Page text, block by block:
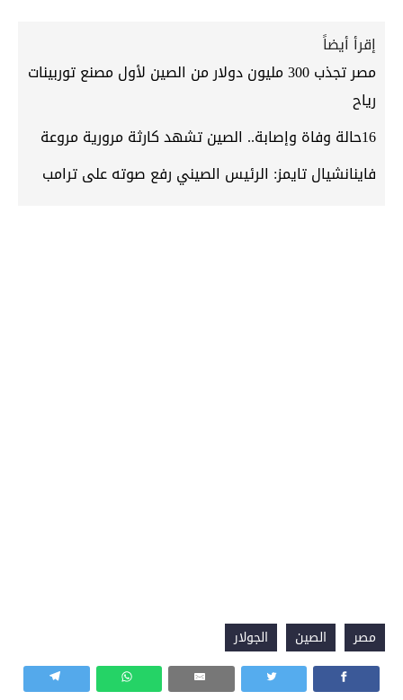
إقرأ أيضاً
مصر تجذب 300 مليون دولار من الصين لأول مصنع توربينات
رياح
16حالة وفاة وإصابة.. الصين تشهد كارثة مرورية مروعة
فاينانشيال تايمز: الرئيس الصيني رفع صوته على ترامب
مصر الصين الجولار